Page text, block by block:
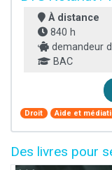
À distance
840 h
demandeur
BAC
Droit Aide et
Des livres pour